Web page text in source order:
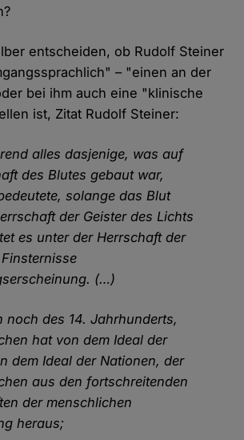
entscheiden, ob Rudolf Steiner
– "einen an der
bei ihm auch eine "klinische
ist, Zitat Rudolf Steiner:
alles dasjenige, was auf
des Blutes gebaut war,
solange das Blut
der Geister des Lichts
es unter der Herrschaft der
(…)
noch des 14. Jahrhunderts,
hat von dem Ideal der
dem Ideal der Nationen, der
aus den fortschreitenden
der menschlichen
heraus;